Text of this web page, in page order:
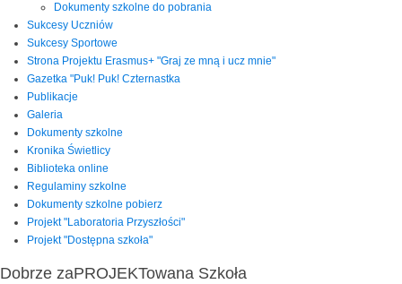
Dokumenty szkolne do pobrania
Sukcesy Uczniów
Sukcesy Sportowe
Strona Projektu Erasmus+ "Graj ze mną i ucz mnie"
Gazetka "Puk! Puk! Czternastka
Publikacje
Galeria
Dokumenty szkolne
Kronika Świetlicy
Biblioteka online
Regulaminy szkolne
Dokumenty szkolne pobierz
Projekt "Laboratoria Przyszłości"
Projekt "Dostępna szkoła"
Dobrze zaPROJEKTowana Szkoła